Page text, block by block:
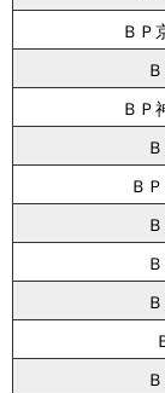
ＢＰ
ＢＰ
Ｂ